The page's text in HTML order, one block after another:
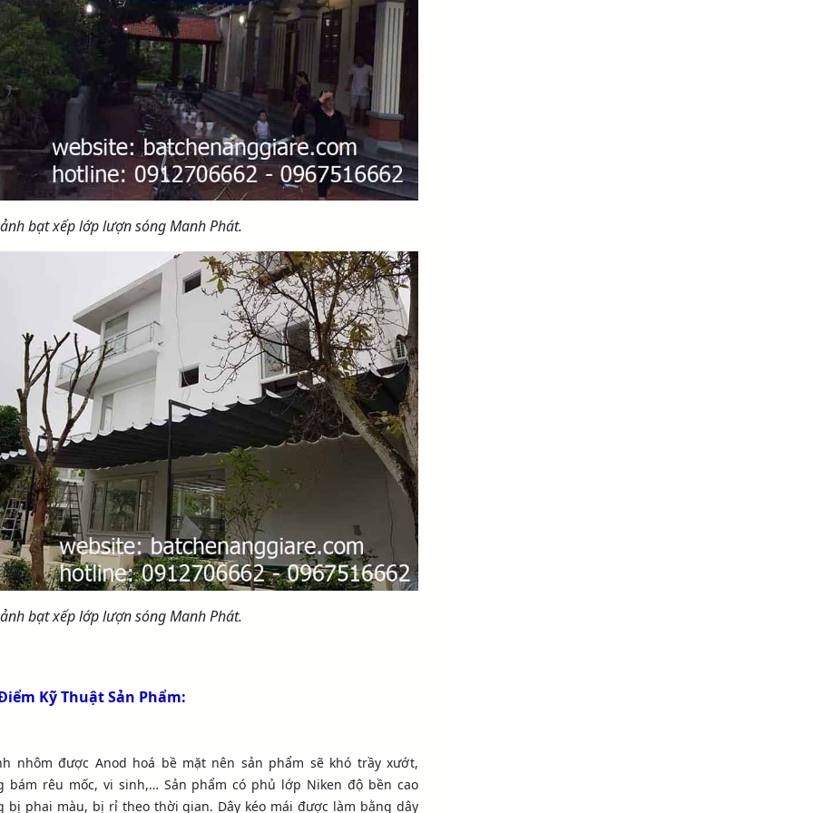
bạt xếp lớp lượn sóng Manh Phát.
bạt xếp lớp lượn sóng Manh Phát.
Kỹ Thuật Sản Phẩm:
nhôm được Anod hoá bề mặt nên sản phẩm sẽ khó trầy xướt,
bám rêu mốc, vi sinh,… Sản phẩm có phủ lớp Niken độ bền cao
bị phai màu, bị rỉ theo thời gian. Dây kéo mái được làm bằng dây